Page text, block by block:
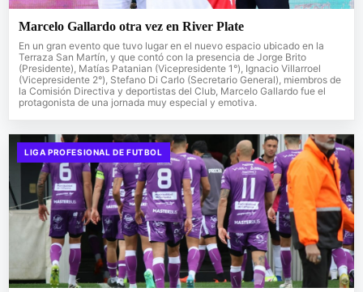
Marcelo Gallardo otra vez en River Plate
En un gran evento que tuvo lugar en el nuevo espacio ubicado en la
Terraza San Martín, y que contó con la presencia de Jorge Brito
(Presidente), Matías Patanian (Vicepresidente 1°), Ignacio Villarroel
(Vicepresidente 2°), Stefano Di Carlo (Secretario General), miembros de
la Comisión Directiva y deportistas del Club, Marcelo Gallardo fue el
protagonista de una jornada muy especial y emotiva.
LIGA PROFESIONAL DE FUTBOL